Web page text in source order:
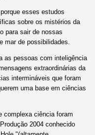
esses estudos
sobre os mistérios da
para sair de nossas
mar de possibilidades.
as pessoas com inteligência
extraordinárias da
intermináveis ​​que foram
uma base em ciências
complexa ciência foram
2004 conhecido